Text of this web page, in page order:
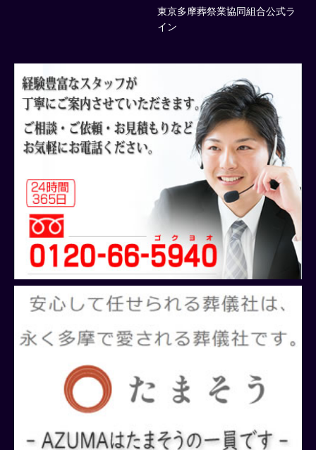
東京多摩葬祭業協同組合公式ラ
イン